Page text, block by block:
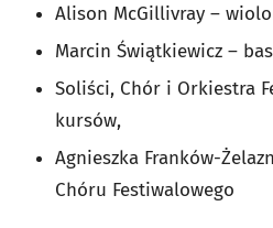
Alison McGillivray –
Marcin Świątkiewicz –
Soliści, Chór i Orkiestra
kursów,
Agnieszka Franków-
Chóru Festiwalowego